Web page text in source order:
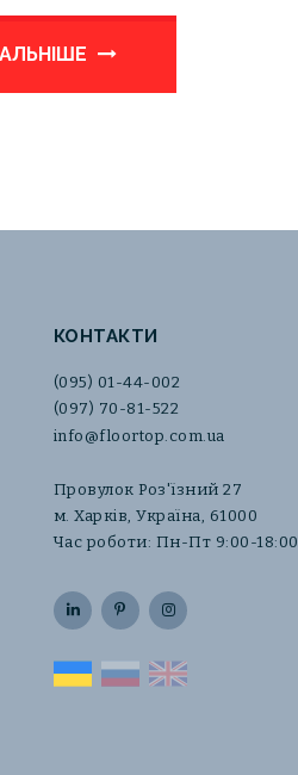
КОНТАКТИ
(095) 01-44-002
(097) 70-81-522
info@floortop.com.ua
Провулок Роз'їзний 27
м. Харків, Україна, 61000
Час роботи: Пн-Пт 9:00-18:00
UA RU